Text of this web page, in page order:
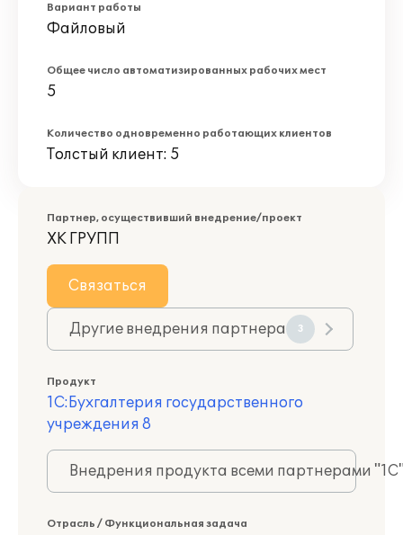
Вариант работы
Файловый
Общее число автоматизированных рабочих мест
5
Количество одновременно работающих клиентов
Толстый клиент: 5
Партнер, осуществивший внедрение/проект
ХК ГРУПП
Связаться
Другие внедрения партнера 3
Продукт
1С:Бухгалтерия государственного
учреждения 8
Внедрения продукта всеми партнерами
Отрасль / Функциональная задача